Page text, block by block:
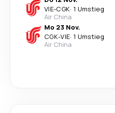
VIE-CGK· 1 Umstieg
Air China
Mo 23 Nov.
CGK-VIE· 1 Umstieg
Air China